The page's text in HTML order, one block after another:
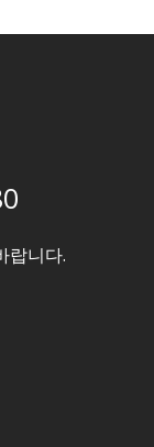
랍니다.